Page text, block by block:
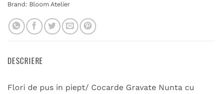
Brand: Bloom Atelier
DESCRIERE
Flori de pus in piept/ Cocarde Gravate Nunta cu